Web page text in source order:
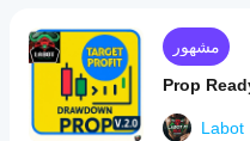
مشهور
Prop
Labot